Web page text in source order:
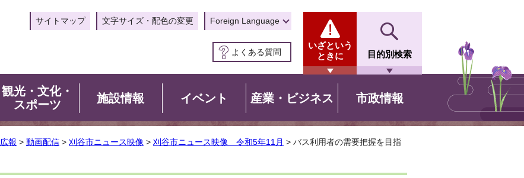
サイトマップ 文字サイズ・配色の変更 Foreign Language
よくある質問
いざという
ときに
目的別検索
観光・文化・
スポーツ
施設情報 イベント 産業・ビジネス 市政情報
広報 > 動画配信 > 刈谷市ニュース映像 > 刈谷市ニュース映像 令和5年11月 > バス利用者の需要把握を目指